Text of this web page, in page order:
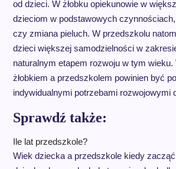
od dzieci. W żłobku opiekunowie w
dzieciom w podstawowych
czy zmiana pieluch. W przedszkolu
dzieci większej samodzielności w
naturalnym etapem rozwoju w tym
żłobkiem a przedszkolem powinien być
indywidualnymi potrzebami rozwojowymi
Sprawdź także:
Ile lat przedszkole?
Wiek dziecka a przedszkole kiedy